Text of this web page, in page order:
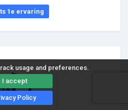
usage and preferences.
I accept
Policy
1e ervaring